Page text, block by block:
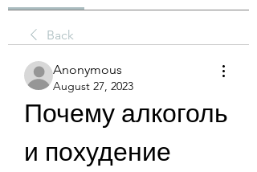
Back
Anonymous
August 27, 2023
Почему алкоголь
и похудение